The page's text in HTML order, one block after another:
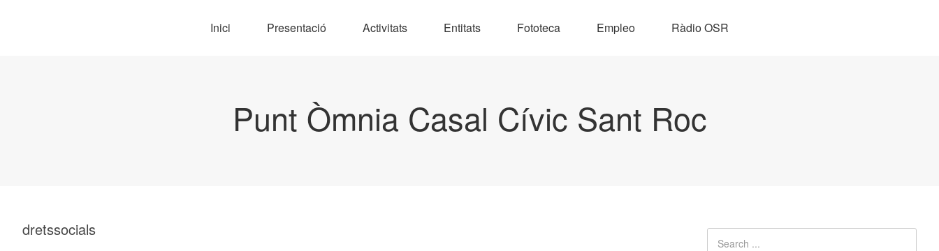
Inici Presentació Activitats Entitats Fototeca Empleo Ràdio OSR
Punt Òmnia Casal Cívic Sant Roc
dretssocials